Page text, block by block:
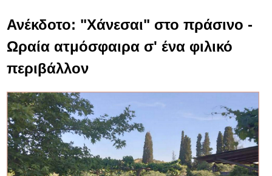
Ανέκδοτο: "Χάνεσαι" στο πράσινο -
Ωραία ατμόσφαιρα σ' ένα φιλικό
περιβάλλον